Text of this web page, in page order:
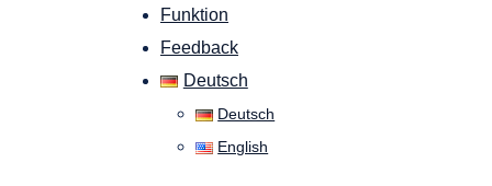
Funktion
Feedback
Deutsch
Deutsch
English